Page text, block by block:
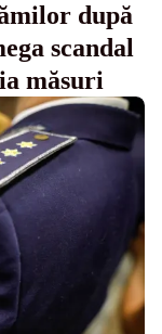
după
scandal
măsuri